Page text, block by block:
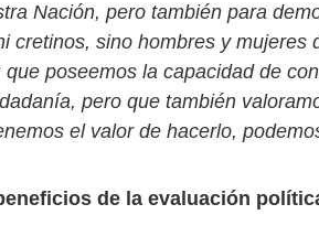
Nación, pero también para
cretinos, sino hombres y mujeres
que poseemos la capacidad de
pero que también
el valor de hacerlo,
de la evaluación